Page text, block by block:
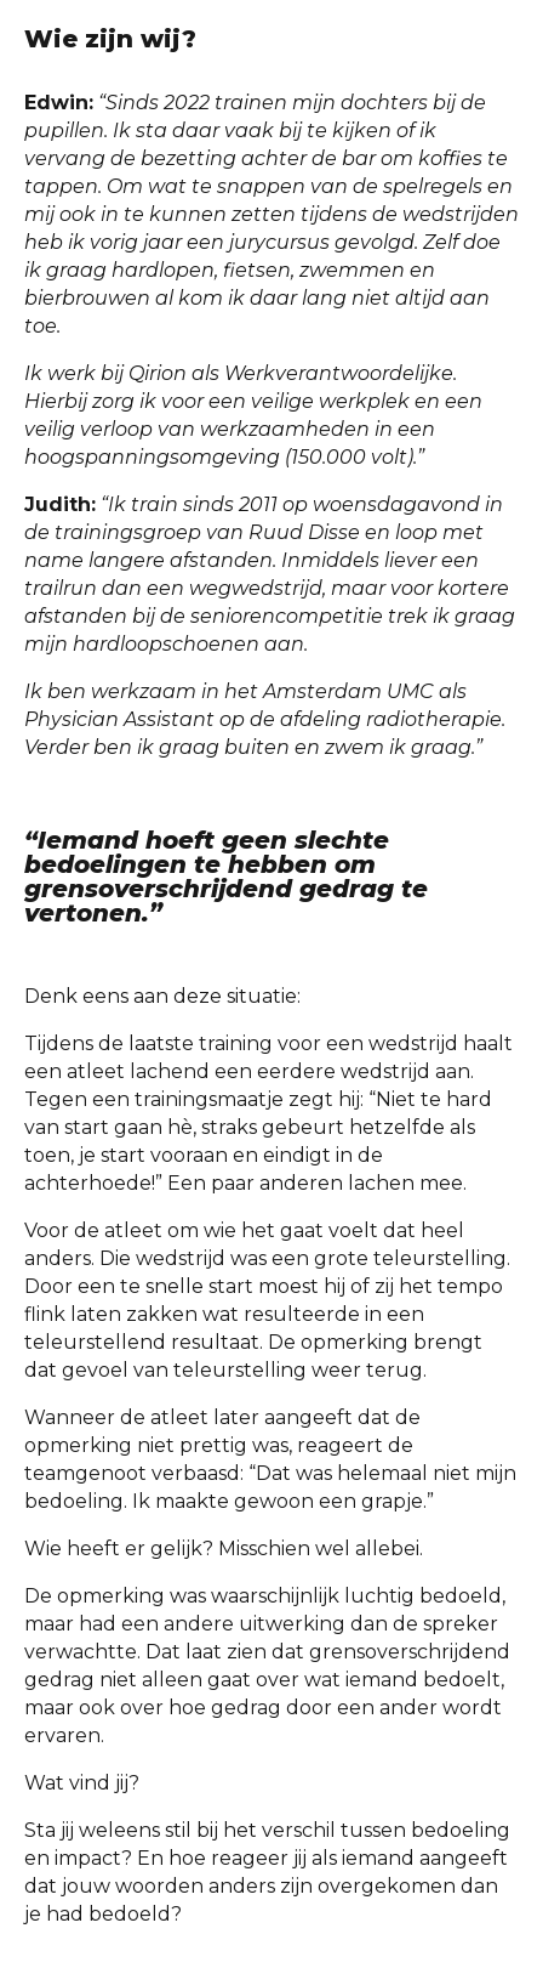
Wie zijn wij?
Edwin: “Sinds 2022 trainen mijn dochters bij de
pupillen. Ik sta daar vaak bij te kijken of ik
vervang de bezetting achter de bar om koffies te
tappen. Om wat te snappen van de spelregels en
mij ook in te kunnen zetten tijdens de wedstrijden
heb ik vorig jaar een jurycursus gevolgd. Zelf doe
ik graag hardlopen, fietsen, zwemmen en
bierbrouwen al kom ik daar lang niet altijd aan
toe.
Ik werk bij Qirion als Werkverantwoordelijke.
Hierbij zorg ik voor een veilige werkplek en een
veilig verloop van werkzaamheden in een
hoogspanningsomgeving (150.000 volt).”
Judith: “Ik train sinds 2011 op woensdagavond in
de trainingsgroep van Ruud Disse en loop met
name langere afstanden. Inmiddels liever een
trailrun dan een wegwedstrijd, maar voor kortere
afstanden bij de seniorencompetitie trek ik graag
mijn hardloopschoenen aan.
Ik ben werkzaam in het Amsterdam UMC als
Physician Assistant op de afdeling radiotherapie.
Verder ben ik graag buiten en zwem ik graag.”
“Iemand hoeft geen slechte
bedoelingen te hebben om
grensoverschrijdend gedrag te
vertonen.”
Denk eens aan deze situatie:
Tijdens de laatste training voor een wedstrijd haalt
een atleet lachend een eerdere wedstrijd aan.
Tegen een trainingsmaatje zegt hij: “Niet te hard
van start gaan hè, straks gebeurt hetzelfde als
toen, je start vooraan en eindigt in de
achterhoede!” Een paar anderen lachen mee.
Voor de atleet om wie het gaat voelt dat heel
anders. Die wedstrijd was een grote teleurstelling.
Door een te snelle start moest hij of zij het tempo
flink laten zakken wat resulteerde in een
teleurstellend resultaat. De opmerking brengt
dat gevoel van teleurstelling weer terug.
Wanneer de atleet later aangeeft dat de
opmerking niet prettig was, reageert de
teamgenoot verbaasd: “Dat was helemaal niet mijn
bedoeling. Ik maakte gewoon een grapje.”
Wie heeft er gelijk? Misschien wel allebei.
De opmerking was waarschijnlijk luchtig bedoeld,
maar had een andere uitwerking dan de spreker
verwachtte. Dat laat zien dat grensoverschrijdend
gedrag niet alleen gaat over wat iemand bedoelt,
maar ook over hoe gedrag door een ander wordt
ervaren.
Wat vind jij?
Sta jij weleens stil bij het verschil tussen bedoeling
en impact? En hoe reageer jij als iemand aangeeft
dat jouw woorden anders zijn overgekomen dan
je had bedoeld?